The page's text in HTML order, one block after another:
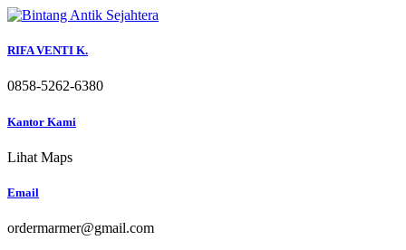
Skip
content
RIFA VENTI K.
0858-5262-6380
Kantor Kami
Lihat Maps
Email
ordermarmer@gmail.com